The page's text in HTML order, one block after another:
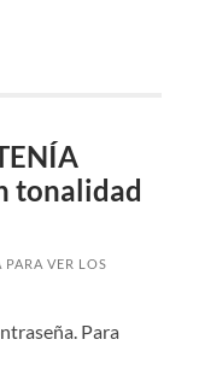
tonalidad
PARA VER LOS
Para